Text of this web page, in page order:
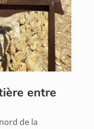
entre
de la